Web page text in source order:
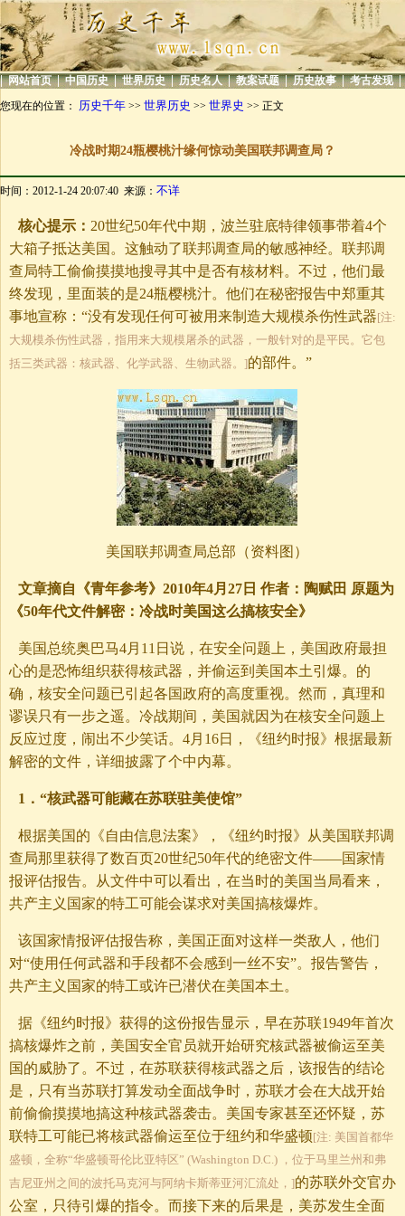
| 网站首页 | 中国历史 | 世界历史 | 历史名人 | 教案试题 | 历史故事 | 考古发现 |
您现在的位置： 历史千年 >> 世界历史 >> 世界史 >> 正文
冷战时期24瓶樱桃汁缘何惊动美国联邦调查局？
时间：2012-1-24 20:07:40 来源： 不详
核心提示： 20世纪50年代中期，波兰驻底特律领事带着4个
大箱子抵达美国。这触动了联邦调查局的敏感神经。联邦调
查局特工偷偷摸摸地搜寻其中是否有核材料。不过，他们最
终发现，里面装的是24瓶樱桃汁。他们在秘密报告中郑重其
事地宣称：“没有发现任何可被用来制造大规模杀伤性武器[注:
大规模杀伤性武器，指用来大规模屠杀的武器，一般针对的是平民。它包
括三类武器：核武器、化学武器、生物武器。]的部件。”
美国联邦调查局总部（资料图）
文章摘自《青年参考》2010年4月27日 作者：陶赋田 原题为
《50年代文件解密：冷战时美国这么搞核安全》
美国总统奥巴马4月11日说，在安全问题上，美国政府最担
心的是恐怖组织获得核武器，并偷运到美国本土引爆。的
确，核安全问题已引起各国政府的高度重视。然而，真理和
谬误只有一步之遥。冷战期间，美国就因为在核安全问题上
反应过度，闹出不少笑话。4月16日，《纽约时报》根据最新
解密的文件，详细披露了个中内幕。
1．“核武器可能藏在苏联驻美使馆”
根据美国的《自由信息法案》，《纽约时报》从美国联邦调
查局那里获得了数百页20世纪50年代的绝密文件——国家情
报评估报告。从文件中可以看出，在当时的美国当局看来，
共产主义国家的特工可能会谋求对美国搞核爆炸。
该国家情报评估报告称，美国正面对这样一类敌人，他们
对“使用任何武器和手段都不会感到一丝不安”。报告警告，
共产主义国家的特工或许已潜伏在美国本土。
据《纽约时报》获得的这份报告显示，早在苏联1949年首次
搞核爆炸之前，美国安全官员就开始研究核武器被偷运至美
国的威胁了。不过，在苏联获得核武器之后，该报告的结论
是，只有当苏联打算发动全面战争时，苏联才会在大战开始
前偷偷摸摸地搞这种核武器袭击。美国专家甚至还怀疑，苏
联特工可能已将核武器偷运至位于纽约和华盛顿[注: 美国首都华
盛顿，全称“华盛顿哥伦比亚特区” (Washington D.C.) ，位于马里兰州和弗
吉尼亚州之间的波托马克河与阿纳卡斯蒂亚河汇流处，]的苏联外交官办
公室，只待引爆的指令。而接下来的后果是，美苏发生全面